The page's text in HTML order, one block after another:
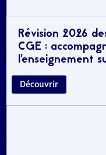
Révision 2026
CGE :
l’enseignement
Découvrir